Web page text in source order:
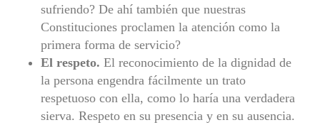
sufriendo? De ahí también que nuestras
Constituciones proclamen la atención como la
primera forma de servicio?
El respeto. El reconocimiento de la dignidad de
la persona engendra fácil­mente un trato
respetuoso con ella, como lo haría una verdadera
sierva. Respeto en su presencia y en su ausencia.